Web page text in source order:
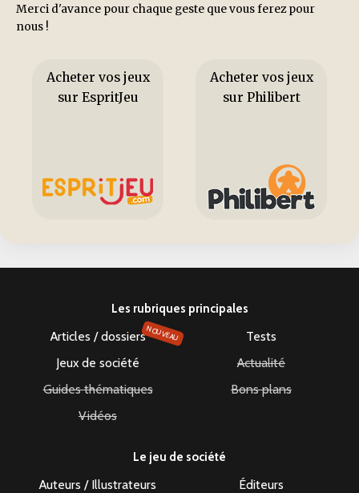
Merci d'avance pour chaque geste que vous ferez pour
nous !
Acheter vos jeux
sur EspritJeu
Acheter vos jeux
sur Philibert
Les rubriques principales
Articles / dossiersNOUVEAU
Tests
Jeux de société
Actualité
Guides thématiques
Bons plans
Vidéos
Le jeu de société
Auteurs / Illustrateurs Éditeurs